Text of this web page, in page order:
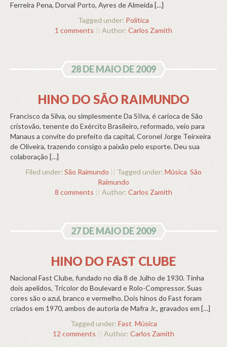
Ferreira Pena, Dorval Porto, Ayres de Almeida […]
Tagged under: Política
1 comments || Author: Carlos Zamith
28 DE MAIO DE 2009
HINO DO SÃO RAIMUNDO
Francisco da Silva, ou simplesmente Da SIlva, é carioca de São
cristovão, tenente do Exército Brasileiro, reformado, veio para
Manaus a convite do prefeito da capital, Coronel Jorge Teirxeira
de Oliveira, trazendo consigo a paixão pelo esporte. Deu sua
colaboração […]
Filed under: São Raimundo || Tagged under: Música, São
Raimundo
8 comments || Author: Carlos Zamith
27 DE MAIO DE 2009
HINO DO FAST CLUBE
Nacional Fast Clube, fundado no dia 8 de Julho de 1930. Tinha
dois apelidos, Tricolor do Boulevard e Rolo-Compressor. Suas
cores são o azul, branco e vermelho. Dois hinos do Fast foram
criados em 1970, ambos de autoria de Mafra Jr., gravados em […]
Tagged under: Fast, Música
12 comments || Author: Carlos Zamith